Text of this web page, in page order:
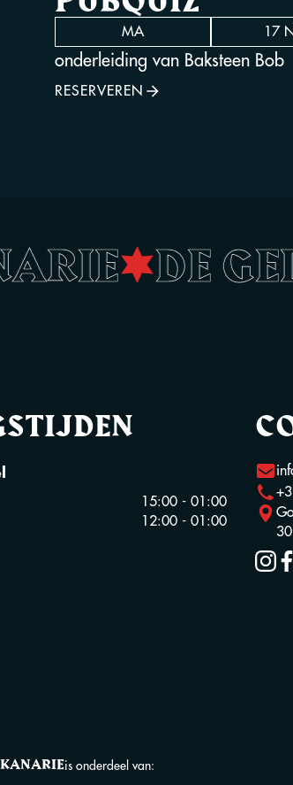
MA 17
onderleiding van Baksteen Bob
RESERVEREN
•DE
15:00 - 01:00
12:00 - 01:00
is onderdeel van: